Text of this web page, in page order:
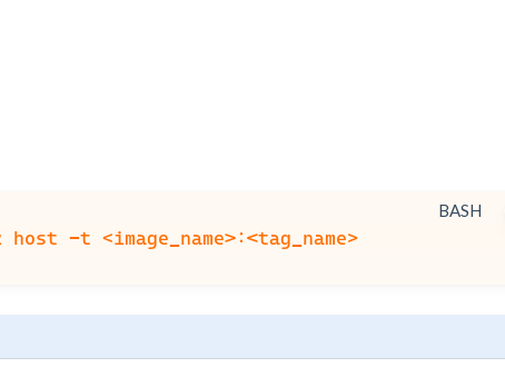
docker build --network host -t <image_name>:<tag_name>
BASH